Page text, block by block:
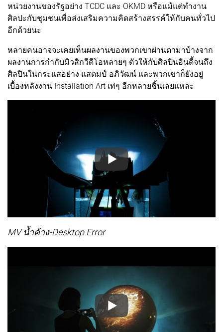
หน่วยงานของรัฐอย่าง TCDC และ OKMD หรือแม้แต่ทำงาน
ศิลปะกับชุมชนเพื่อส่งเสริมความคิดสร้างสรรค์ให้กับคนทั่วไป
อีกด้วยนะ
หลายคนอาจจะเคยเห็นผลงานของพวกเขาผ่านตามาบ้างจาก
ผลงานการกำกับมิวสิกวีดีโอหลายๆ ตัวให้กับศิลปินอินดี้จนถึง
ศิลปินในกระแสอย่าง แสตมป์-อภิวัฒน์ และพวกเขาก็ยังอยู่
เบื้องหลังงาน Installation Art เท่ๆ อีกหลายชิ้นเลยแหละ
MV น้ำค้าง-Desktop Error